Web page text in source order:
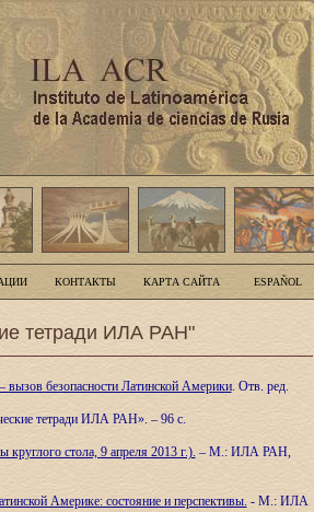
КОНТАКТЫ КАРТА САЙТА ESPAÑOL
тетради ИЛА РАН"
вызов безопасности Латинской Америки. Отв. ред.
тетради ИЛА РАН». – 96 с.
стола, 9 апреля 2013 г.). – М.: ИЛАРАН,
Америке: состояние и перспективы. - М.: ИЛА